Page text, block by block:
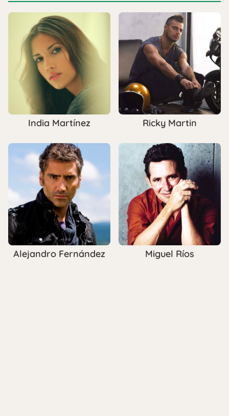
India Martínez Ricky Martin
Alejandro Fernández Miguel Ríos